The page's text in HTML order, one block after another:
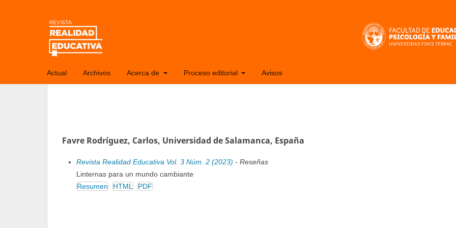
Actual Archivos Acerca de Proceso editorial Avisos
Favre Rodríguez, Carlos, Universidad de Salamanca, España
Revista Realidad Educativa Vol. 3 Núm. 2 (2023) - Reseñas
Linternas para un mundo cambiante
Resumen
HTML PDF